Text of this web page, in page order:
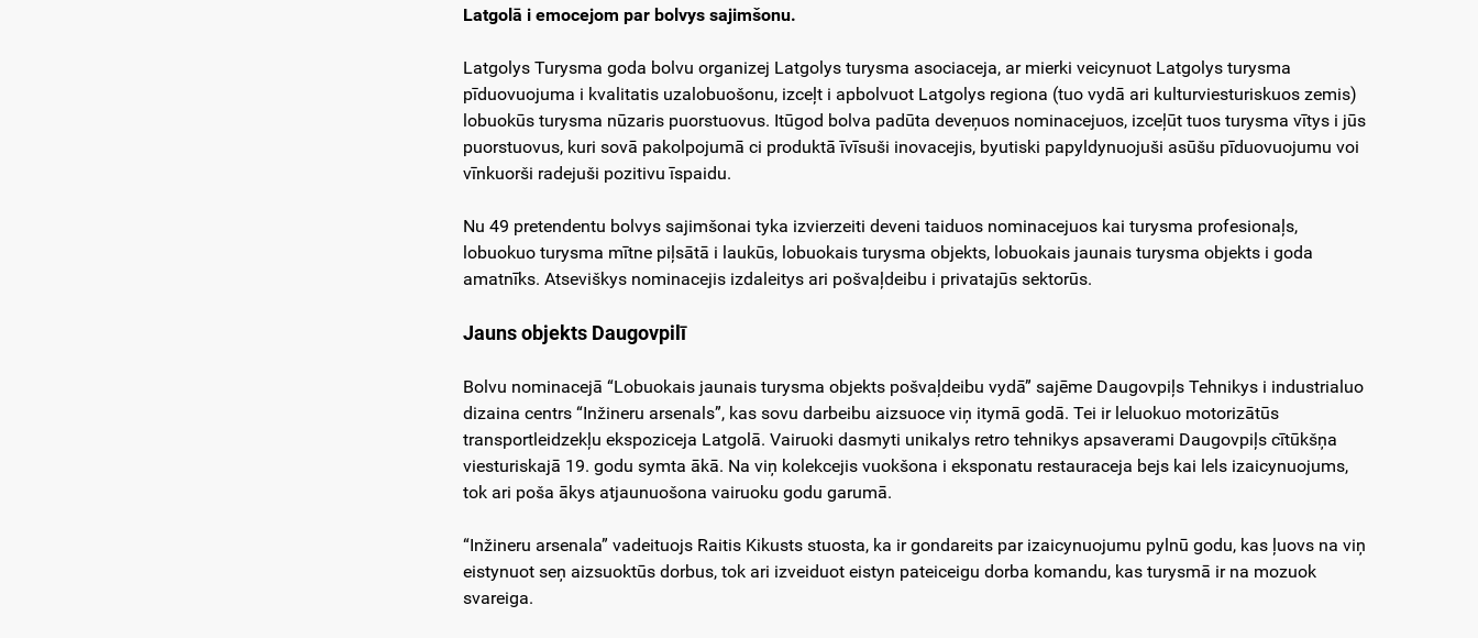
Latgolā i emocejom par bolvys sajimšonu.
Latgolys Turysma goda bolvu organizej Latgolys turysma asociaceja, ar mierki veicynuot Latgolys turysma
pīduovuojuma i kvalitatis uzalobuošonu, izceļt i apbolvuot Latgolys regiona (tuo vydā ari kulturviesturiskuos zemis)
lobuokūs turysma nūzaris puorstuovus. Itūgod bolva padūta deveņuos nominacejuos, izceļūt tuos turysma vītys i jūs
puorstuovus, kuri sovā pakolpojumā ci produktā īvīsuši inovacejis, byutiski papyldynuojuši asūšu pīduovuojumu voi
vīnkuorši radejuši pozitivu īspaidu.
Nu 49 pretendentu bolvys sajimšonai tyka izvierzeiti deveni taiduos nominacejuos kai turysma profesionaļs,
lobuokuo turysma mītne piļsātā i laukūs, lobuokais turysma objekts, lobuokais jaunais turysma objekts i goda
amatnīks. Atseviškys nominacejis izdaleitys ari pošvaļdeibu i privatajūs sektorūs.
Jauns objekts Daugovpilī
Bolvu nominacejā “Lobuokais jaunais turysma objekts pošvaļdeibu vydā” sajēme Daugovpiļs Tehnikys i industrialuo
dizaina centrs “Inžineru arsenals”, kas sovu darbeibu aizsuoce viņ itymā godā. Tei ir leluokuo motorizātūs
transportleidzekļu ekspoziceja Latgolā. Vairuoki dasmyti unikalys retro tehnikys apsaverami Daugovpiļs cītūkšņa
viesturiskajā 19. godu symta ākā. Na viņ kolekcejis vuokšona i eksponatu restauraceja bejs kai lels izaicynuojums,
tok ari poša ākys atjaunuošona vairuoku godu garumā.
“Inžineru arsenala” vadeituojs Raitis Kikusts stuosta, ka ir gondareits par izaicynuojumu pylnū godu, kas ļuovs na viņ
eistynuot seņ aizsuoktūs dorbus, tok ari izveiduot eistyn pateiceigu dorba komandu, kas turysmā ir na mozuok
svareiga.